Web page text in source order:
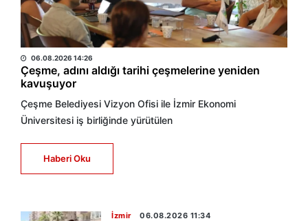
BÜLTEN
06.08.2026 14:26
Çeşme, adını aldığı tarihi çeşmelerine yeniden
kavuşuyor
Çeşme Belediyesi Vizyon Ofisi ile İzmir Ekonomi
Üniversitesi iş birliğinde yürütülen
Haberi Oku
İzmir 06.08.2026 11:34